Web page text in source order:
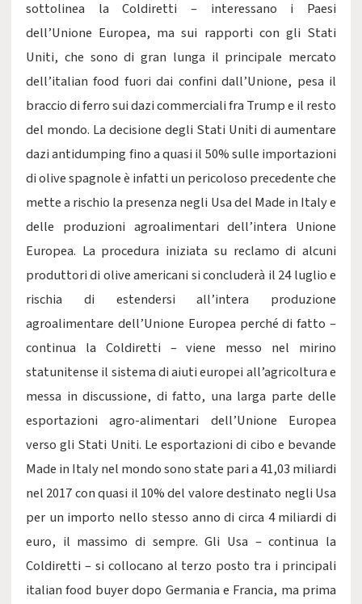
sottolinea la Coldiretti – interessano i Paesi
dell’Unione Europea, ma sui rapporti con gli Stati
Uniti, che sono di gran lunga il principale mercato
dell’italian food fuori dai confini dall’Unione, pesa il
braccio di ferro sui dazi commerciali fra Trump e il resto
del mondo. La decisione degli Stati Uniti di aumentare
dazi antidumping fino a quasi il 50% sulle importazioni
di olive spagnole è infatti un pericoloso precedente che
mette a rischio la presenza negli Usa del Made in Italy e
delle produzioni agroalimentari dell’intera Unione
Europea. La procedura iniziata su reclamo di alcuni
produttori di olive americani si concluderà il 24 luglio e
rischia di estendersi all’intera produzione
agroalimentare dell’Unione Europea perché di fatto –
continua la Coldiretti – viene messo nel mirino
statunitense il sistema di aiuti europei all’agricoltura e
messa in discussione, di fatto, una larga parte delle
esportazioni agro-alimentari dell’Unione Europea
verso gli Stati Uniti. Le esportazioni di cibo e bevande
Made in Italy nel mondo sono state pari a 41,03 miliardi
nel 2017 con quasi il 10% del valore destinato negli Usa
per un importo nello stesso anno di circa 4 miliardi di
euro, il massimo di sempre. Gli Usa – continua la
Coldiretti – si collocano al terzo posto tra i principali
italian food buyer dopo Germania e Francia, ma prima